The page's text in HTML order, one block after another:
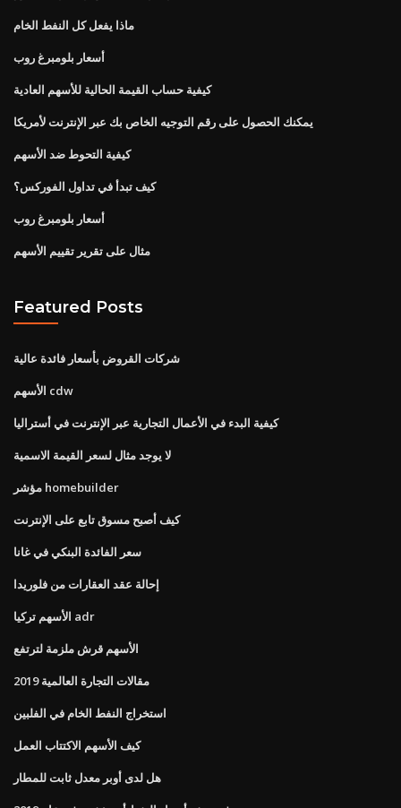
ماذا يفعل كل النفط الخام
أسعار بلومبرغ روب
كيفية حساب القيمة الحالية للأسهم العادية
يمكنك الحصول على رقم التوجيه الخاص بك عبر الإنترنت لأمريكا
كيفية التحوط ضد الأسهم
كيف تبدأ في تداول الفوركس؟
أسعار بلومبرغ روب
مثال على تقرير تقييم الأسهم
Featured Posts
شركات القروض بأسعار فائدة عالية
الأسهم cdw
كيفية البدء في الأعمال التجارية عبر الإنترنت في أستراليا
لا يوجد مثال لسعر القيمة الاسمية
مؤشر homebuilder
كيف أصبح مسوق تابع على الإنترنت
سعر الفائدة البنكي في غانا
إحالة عقد العقارات من فلوريدا
الأسهم تركيا adr
الأسهم قرش ملزمة لترتفع
مقالات التجارة العالمية 2019
استخراج النفط الخام في الفلبين
كيف الأسهم الاكتتاب العمل
هل لدى أوبر معدل ثابت للمطار